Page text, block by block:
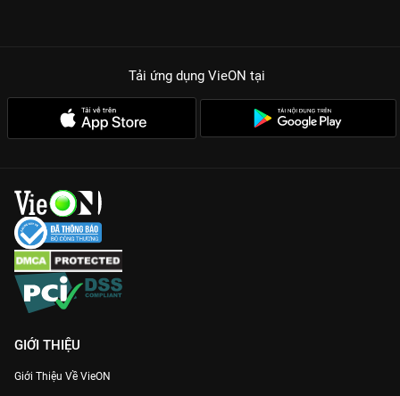
Tải ứng dụng VieON tại
GIỚI THIỆU
Giới Thiệu Về VieON